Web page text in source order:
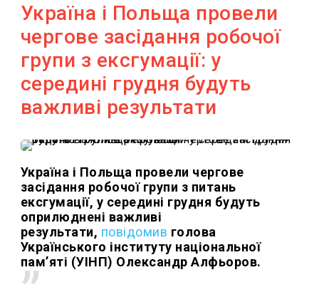
Україна і Польща провели
чергове засідання робочої
групи з ексгумації: у
середині грудня будуть
важливі результати
Україна і Польща провели чергове
засідання робочої групи з питань
ексгумації, у середині грудня будуть
оприлюднені важливі
результати, повідомив голова
Українського інституту національної
пам’яті (УІНП) Олександр Алфьоров.